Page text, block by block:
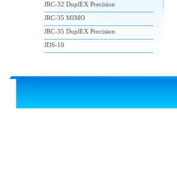
JRC-32 DuplEX Precision
JRC-35 MIMO
JRC-35 DuplEX Precision
JDS-10